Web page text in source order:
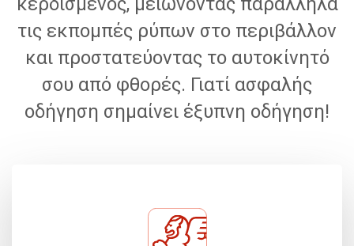
τις εκπομπές ρύπων στο περιβάλλον
και προστατεύοντας το αυτοκίνητό
σου από φθορές. Γιατί ασφαλής
οδήγηση σημαίνει έξυπνη οδήγηση!